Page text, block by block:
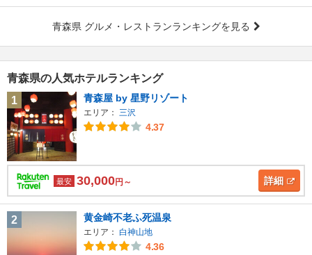
青森県 グルメ・レストランランキングを見る
青森県の人気ホテルランキング
1
青森屋 by 星野リゾート
エリア： 三沢
4.37
最安 30,000円～ 詳細
2 黄金崎不老ふ死温泉
エリア： 白神山地
4.36